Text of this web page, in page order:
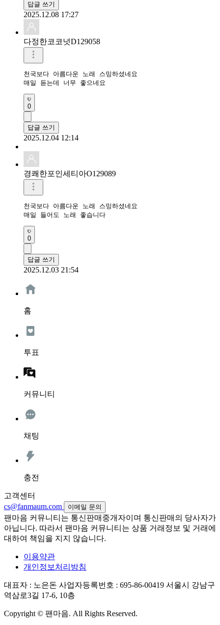
답글 쓰기
2025.12.08 17:27
다정한코코넛D129058
천국보다 아름다운 노래 스밍하셨네요
매일 듣는데 너무 좋으네요
0
답글 쓰기
2025.12.04 12:14
경쾌한포인세티아O129089
천국보다 아름다운 노래 스밍하셨네요
매일 들어도 노래 좋습니다
0
답글 쓰기
2025.12.03 21:54
홈
투표
커뮤니티
채팅
충전
고객센터
cs@fanmaum.com
이메일 문의
팬마음 커뮤니티는 통신판매중개자이며 통신판매의 당사자가
아닙니다. 따라서 팬마음 커뮤니티는 상품 거래정보 및 거래에
대하여 책임을 지지 않습니다.
이용약관
개인정보처리방침
대표자 : 노은돈 사업자등록번호 : 695-86-00419 서울시 강남구
역삼로3길 17-6, 10층
Copyright © 팬마음. All Rights Reserved.